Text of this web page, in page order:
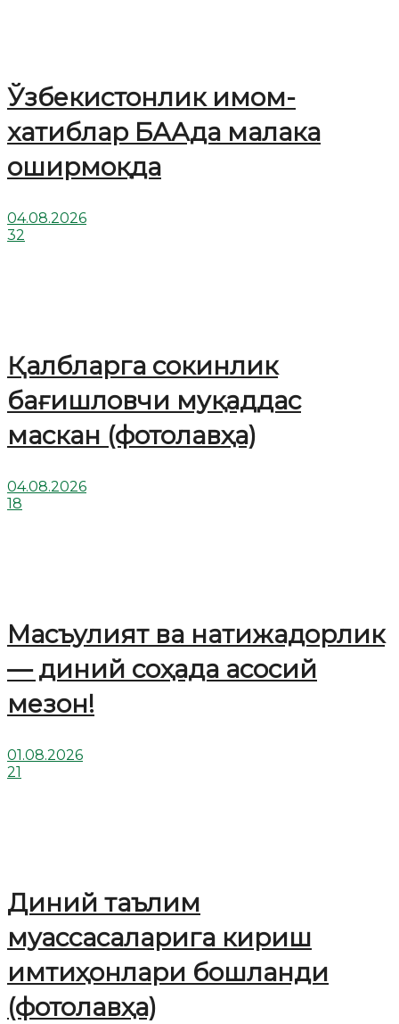
Ўзбекистонлик имом-
хатиблар БААда малака
оширмоқда
04.08.2026
32
Қалбларга сокинлик
бағишловчи муқаддас
маскан (фотолавҳа)
04.08.2026
18
Масъулият ва натижадорлик
— диний соҳада асосий
мезон!
01.08.2026
21
Диний таълим
муассасаларига кириш
имтиҳонлари бошланди
(фотолавҳа)